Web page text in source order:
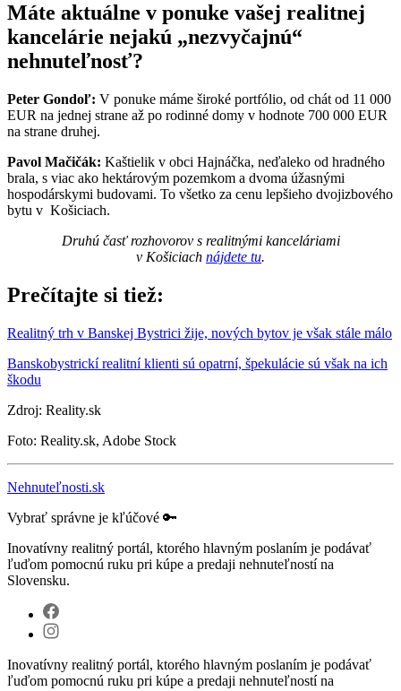
Máte aktuálne v ponuke vašej realitnej
kancelárie nejakú „nezvyčajnú“
nehnuteľnosť?
Peter Gondoľ: V ponuke máme široké portfólio, od chát od 11 000
EUR na jednej strane až po rodinné domy v hodnote 700 000 EUR
na strane druhej.
Pavol Mačičák: Kaštielik v obci Hajnáčka, neďaleko od hradného
brala, s viac ako hektárovým pozemkom a dvoma úžasnými
hospodárskymi budovami. To všetko za cenu lepšieho dvojizbového
bytu v Košiciach.
Druhú časť rozhovorov s realitnými kanceláriami
v Košiciach nájdete tu.
Prečítajte si tiež:
Realitný trh v Banskej Bystrici žije, nových bytov je však stále málo
Banskobystrickí realitní klienti sú opatrní, špekulácie sú však na ich
škodu
Zdroj: Reality.sk
Foto: Reality.sk, Adobe Stock
Nehnuteľnosti.sk
Vybrať správne je kľúčové 🔑
Inovatívny realitný portál, ktorého hlavným poslaním je podávať
ľuďom pomocnú ruku pri kúpe a predaji nehnuteľností na
Slovensku.
Inovatívny realitný portál, ktorého hlavným poslaním je podávať
ľuďom pomocnú ruku pri kúpe a predaji nehnuteľností na